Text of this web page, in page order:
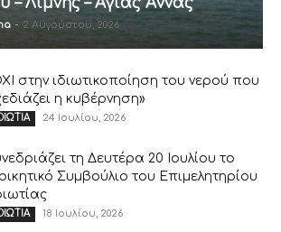
- 2 Αυγούστου, 2026
στην ιδιωτικοποίηση του νερού που
η κυβέρνηση»
24 Ιουλίου, 2026
τη Δευτέρα 20 Ιουλίου το
Συμβούλιο του Επιμελητηρίου
18 Ιουλίου, 2026